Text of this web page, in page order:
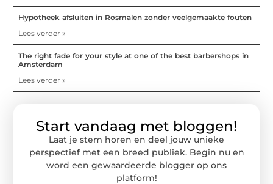
Hypotheek afsluiten in Rosmalen zonder veelgemaakte fouten
Lees verder »
The right fade for your style at one of the best barbershops in
Amsterdam
Lees verder »
Start vandaag met bloggen!
Laat je stem horen en deel jouw unieke
perspectief met een breed publiek. Begin nu en
word een gewaardeerde blogger op ons
platform!